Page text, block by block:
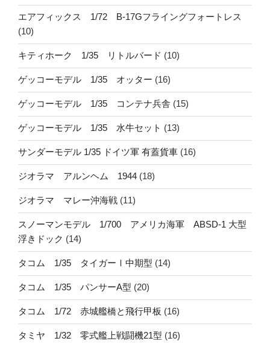
エアフィックス 1/72 B-17Gフライングフォートレス
(10)
キティホーク 1/35 リトルバード (10)
ゲッコーモデル 1/35 オッター (16)
ゲッコーモデル 1/35 コンテナ兵舎 (15)
ゲッコーモデル 1/35 水牛セット (13)
サンダーモデル 1/35 ドイツ軍 有蓋貨車 (16)
ジオラマ アルンヘム 1944 (18)
ジオラマ マレー沖海戦 (11)
スノーマンモデル 1/700 アメリカ海軍 ABSD-1 大型
浮きドック (14)
タコム 1/35 タイガーⅠ中期型 (14)
タコム 1/35 パンサーA型 (20)
タコム 1/72 赤城艦橋と飛行甲板 (16)
タミヤ 1/32 零式艦上戦闘機21型 (16)